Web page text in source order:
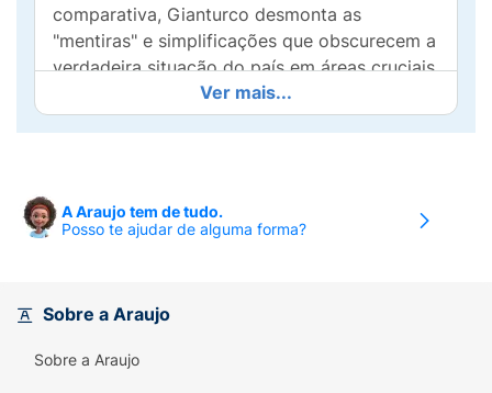
comparativa, Gianturco desmonta as
"mentiras" e simplificações que obscurecem a
verdadeira situação do país em áreas cruciais
como economia, política, segurança pública, e
desenvolvimento social. A capa, com a
a exposição da falsidade por trás de cortinas
patrióticas ou ideológicas.
Análise Factual:
globais (como os do Banco Mundial, OCDE
Ver mais...
A Araujo tem de tudo.
Posso te ajudar de alguma forma?
Sobre a Araujo
Sobre a Araujo